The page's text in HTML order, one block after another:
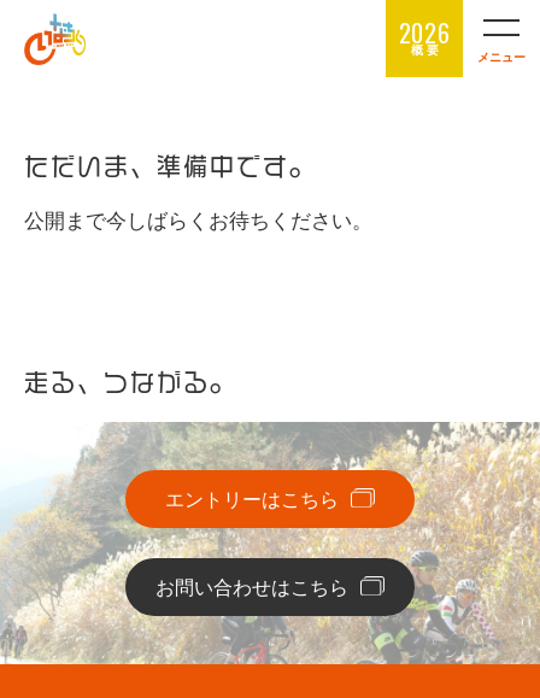
2026
概 要
メニュー
ただいま、準備中です。
公開まで今しばらくお待ちください。
走る、つながる。
エントリーはこちら
お問い合わせはこちら